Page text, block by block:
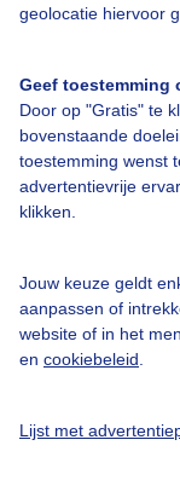
geolocatie hiervoor
Geef toestemming
Door op "Gratis" te
bovenstaande
toestemming wenst
advertentievrije
klikken.
Jouw keuze geldt
aanpassen of
website of in het
en cookiebeleid
Lijst met
Contact
Adverteren
Buienradar Team
Privacy beleid
Privacy
Gratis weerdata
Buienradar